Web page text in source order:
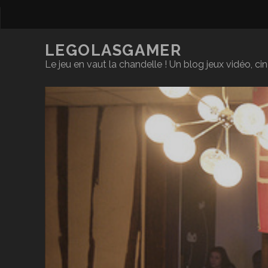
LEGOLASGAMER
Le jeu en vaut la chandelle ! Un blog jeux vidéo,